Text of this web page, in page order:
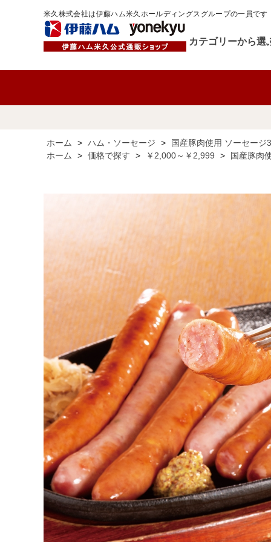
米久株式会社は伊藤ハム米久ホールディングスグループの一員です
カテゴリーから選
ホーム > ハム・ソーセージ >
国産豚肉使用 ソーセージ
ホーム
> 価格で探す > ￥2,000～￥2,999 > 国産豚肉